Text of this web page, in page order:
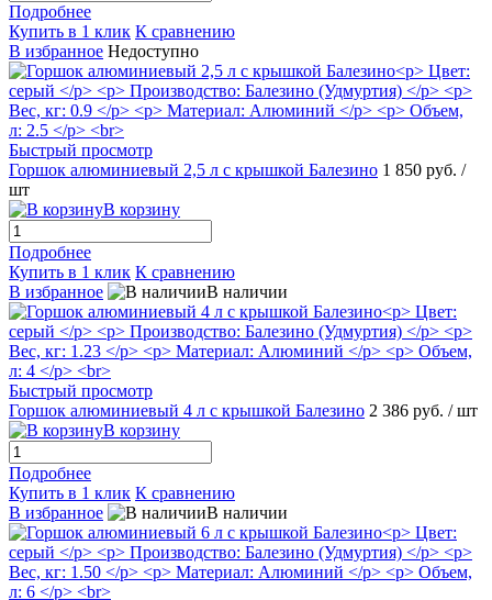
Подробнее
Купить в 1 клик К сравнению
В избранное Недоступно
Быстрый просмотр
Горшок алюминиевый 2,5 л с крышкой Балезино 1 850 руб. /
шт
В корзину
Подробнее
Купить в 1 клик К сравнению
В избранное
В наличии
Быстрый просмотр
Горшок алюминиевый 4 л с крышкой Балезино 2 386 руб. / шт
В корзину
Подробнее
Купить в 1 клик К сравнению
В избранное
В наличии